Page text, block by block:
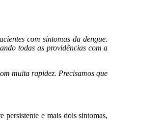
com sintomas da dengue.
todas as providências com a
muita rapidez. Precisamos que
e mais dois sintomas,